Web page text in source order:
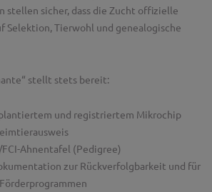
stellen sicher, dass die Zucht offizielle
Selektion, Tierwohl und genealogische
stellt stets bereit:
und registriertem Mikrochip
Ahnentafel (Pedigree)
zur Rückverfolgbarkeit und für